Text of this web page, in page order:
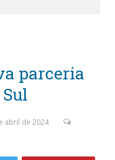
parceria
abril de 2024